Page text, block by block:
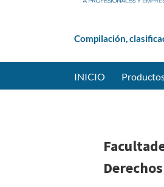
Compilación,
INICIO